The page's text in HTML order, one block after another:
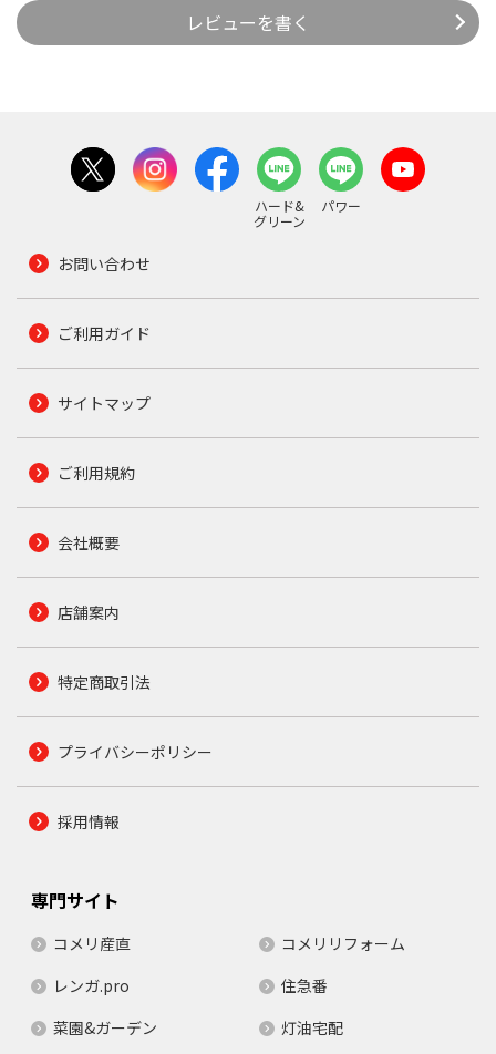
レビューを書く
ハード&
グリーン
パワー
お問い合わせ
ご利用ガイド
サイトマップ
ご利用規約
会社概要
店舗案内
特定商取引法
プライバシーポリシー
採用情報
専門サイト
コメリ産直
コメリリフォーム
レンガ.pro
住急番
菜園&ガーデン
灯油宅配